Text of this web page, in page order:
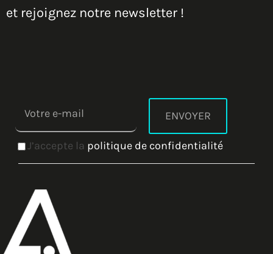
et rejoignez notre newsletter !
J’accepte la politique de confidentialité